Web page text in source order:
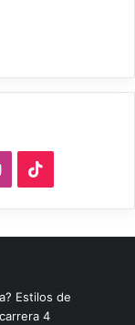
I
n
s
a
i
k
o
Estilos de
4